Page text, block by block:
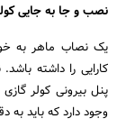
نصب و جا به جایی
یک نصاب ماهر به
کارایی را داشته
پنل بیرونی کولر
وجود دارد که باید به